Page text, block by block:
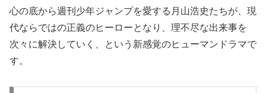
心の底から週刊少年ジャンプを愛する月山浩史たちが、現
代ならではの正義のヒーローとなり、理不尽な出来事を
次々に解決していく、という 新感覚のヒューマンドラマで
す。